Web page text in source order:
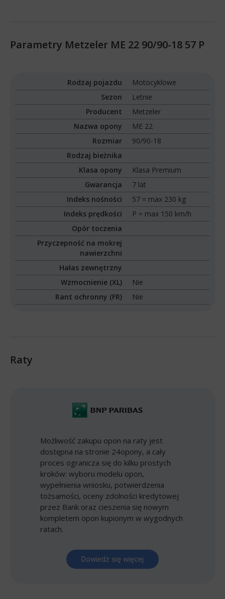
Parametry Metzeler ME 22 90/90-18 57 P
Rodzaj pojazdu
Motocyklowe
Sezon
Letnie
Producent
Metzeler
Nazwa opony
ME 22
Rozmiar
90/90-18
Rodzaj bieżnika
Klasa opony
Klasa Premium
Gwarancja
7 lat
Indeks nośności
57 = max 230 kg
Indeks prędkości
P = max 150 km/h
Opór toczenia
Przyczepność na mokrej
nawierzchni
Hałas zewnętrzny
Wzmocnienie (XL)
Nie
Rant ochronny (FR)
Nie
Raty
Możliwość zakupu opon na raty jest
dostępna na stronie 24opony, a cały
proces ogranicza się do kilku prostych
kroków: wyboru modelu opon,
wypełnienia wniosku, potwierdzenia
tożsamości, oceny zdolności kredytowej
przez Bank oraz cieszenia się nowym
kompletem opon kupionym w wygodnych
ratach.
Dowiedz się więcej